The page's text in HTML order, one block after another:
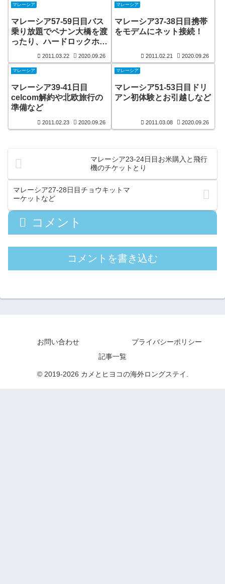
マレーシア
マレーシア57-59日目バス
乗り放題でペナン大橋を渡
ったり、ハードロックホテ
2011.03.22 2020.09.26
マレーシア
マレーシア37-38日目携帯
をモデムにネット接続！
2011.02.21 2020.09.26
マレーシア
マレーシア39-41日目
celcom解約や北欧旅行の
準備など
2011.02.23 2020.09.26
マレーシア
マレーシア51-53日目ドリ
アン初体験とお引越しなど
2011.03.08 2020.09.26
マレーシア23-24日目お米購入と飛行
機のチケットとり
マレーシア27-28日目チョウキットマ
ーケットなど
コメント
コメントを書き込む
お問い合わせ
プライバシーポリシー
記事一覧
© 2019-2026 カメとヒヨコの海外ロングステイ.